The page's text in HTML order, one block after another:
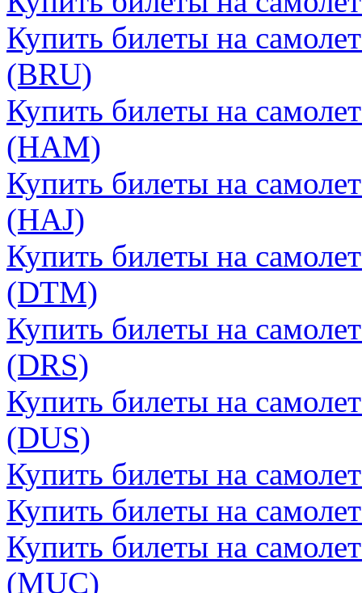
Купить билеты на
(BRU)
Купить билеты на
(HAM)
Купить билеты на
(HAJ)
Купить билеты на
(DTM)
Купить билеты на
(DRS)
Купить билеты на
(DUS)
Купить билеты на
Купить билеты на
Купить билеты на
(MUC)